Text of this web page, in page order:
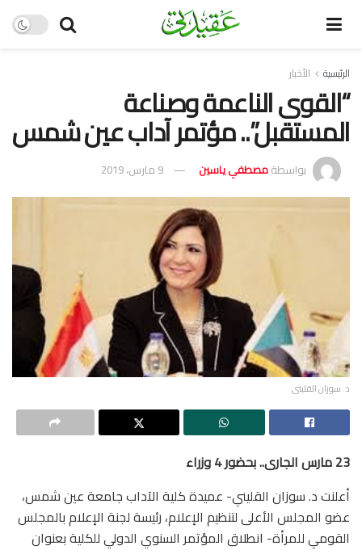
الرئيسية الأخبار
“القوى الناعمة وصناعة
المستقبل”.. مؤتمر آداب عين شمس
بواسطةمصطفي ياسين 9 مارس، 2019
د. سوزان القلينى
23 مارس الجارى.. بحضور 4 وزراء
أعلنت د. سوزان القليني- عميدة كلية الآداب جامعة عين شمس،
عضو المجلس الأعلى لتنظيم الإعلام، رئيسة لجنة الإعلام بالمجلس
القومي للمرأة- انطلاق المؤتمر السنوي الدولي للكلية بعنوان